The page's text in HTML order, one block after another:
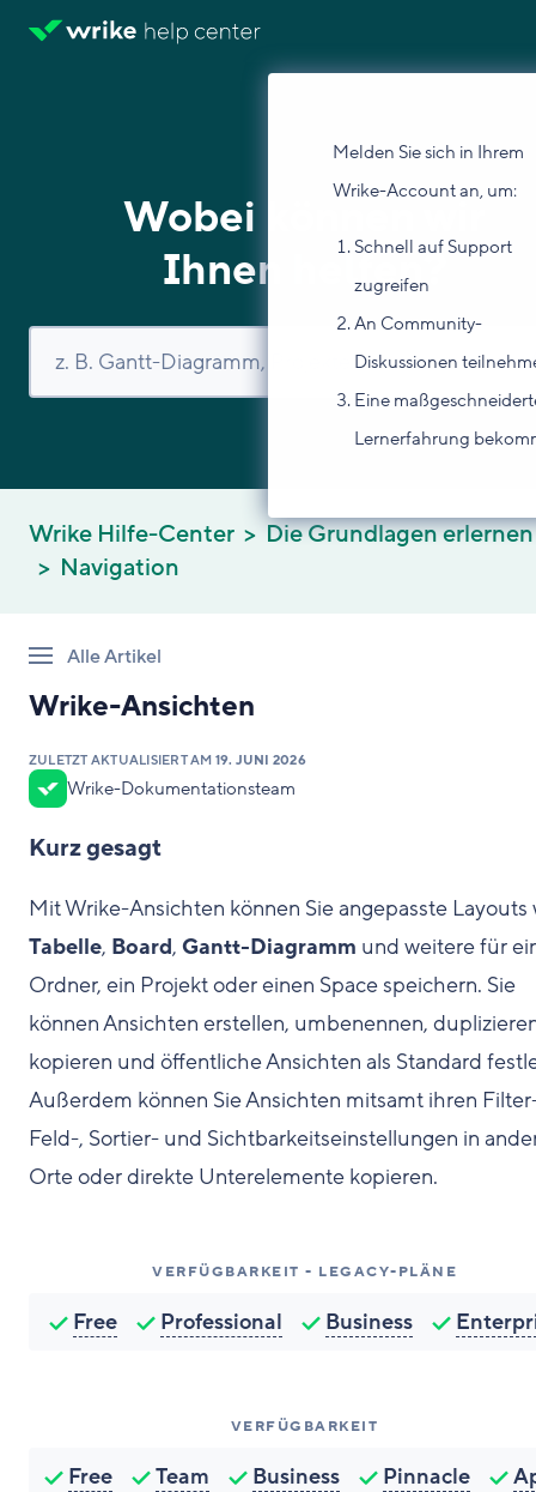
Melden Sie sich in Ihrem
Wrike-Account an, um:
Schnell auf Support
zugreifen
An Community-
Diskussionen
Eine
Lernerfahrung
Wobei können wir
Ihnen helfen?
Wrike Hilfe-Center
Die Grundlagen erlernen
Navigation
Alle Artikel
Wrike-Ansichten
ZULETZT AKTUALISIERT AM 19. JUNI 2026
Wrike-Dokumentationsteam
Kurz gesagt
Mit Wrike-Ansichten können Sie angepasste Layouts
Tabelle, Board, Gantt-Diagramm und weitere für
Ordner, ein Projekt oder einen Space speichern. Sie
können Ansichten erstellen, umbenennen,
kopieren und öffentliche Ansichten als Standard
Außerdem können Sie Ansichten mitsamt ihren
Feld-, Sortier- und Sichtbarkeitseinstellungen in
Orte oder direkte Unterelemente kopieren.
VERFÜGBARKEIT - LEGACY-PLÄNE
Free Professional Business
VERFÜGBARKEIT
Free Team Business Pinnacle